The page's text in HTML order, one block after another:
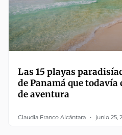
Las 15 playas
de Panamá que
de aventura
Claudia Franco Alcántara junio 25,